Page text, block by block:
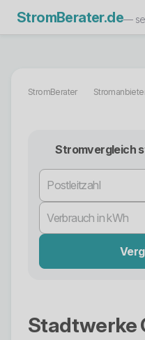
StromBerater.de—
StromBerater
Stromvergleich
Stadtwerke